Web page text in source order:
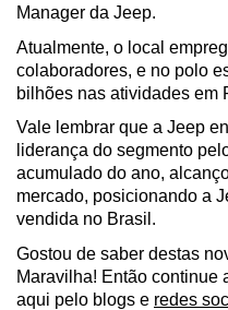
Manager da Jeep.
Atualmente, o local
colaboradores, e no polo
bilhões nas atividades em
Vale lembrar que a Jeep
liderança do segmento
acumulado do ano,
mercado, posicionando a
vendida no Brasil.
Gostou de saber destas
Maravilha! Então continue
aqui pelo blogs e redes